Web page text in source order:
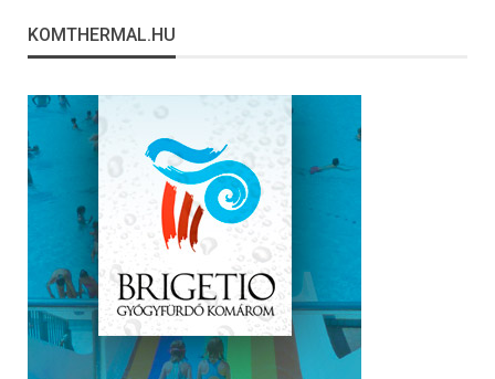
KOMTHERMAL.HU